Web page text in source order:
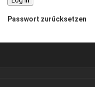
Passwort zurücksetzen